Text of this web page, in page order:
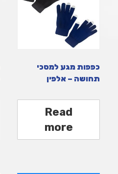
כפפות מגע למסכי
תחושה – אלפין
Read
more